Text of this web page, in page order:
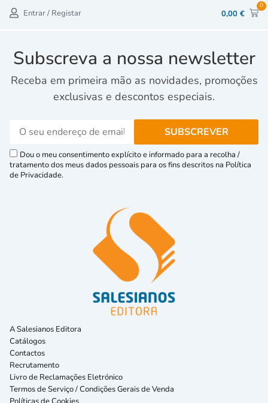
Entrar / Registar 0,00 €
0
Subscreva a nossa newsletter
Receba em primeira mão as novidades, promoções
exclusivas e descontos especiais.
Dou o meu consentimento explícito e informado para a recolha /
tratamento dos meus dados pessoais para os fins descritos na Política
de Privacidade.
A Salesianos Editora
Catálogos
Contactos
Recrutamento
Livro de Reclamações Eletrónico
Termos de Serviço / Condições Gerais de Venda